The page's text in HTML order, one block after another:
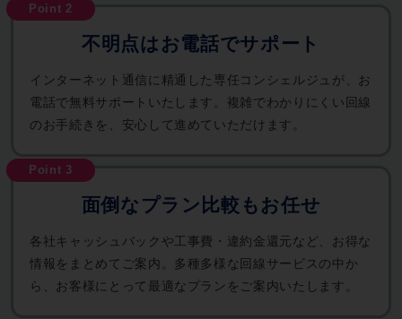
不明点はお電話でサポート
インターネット通信に精通した専任コンシェルジュが、お
電話で無料サポートいたします。複雑でわかりにくい回線
のお手続きを、安心して進めていただけます。
面倒なプラン比較もお任せ
各社キャッシュバックや工事費・違約金還元など、お得な
情報をまとめてご案内。多種多様な回線サービスの中か
ら、お客様にとって最適なプランをご案内いたします。